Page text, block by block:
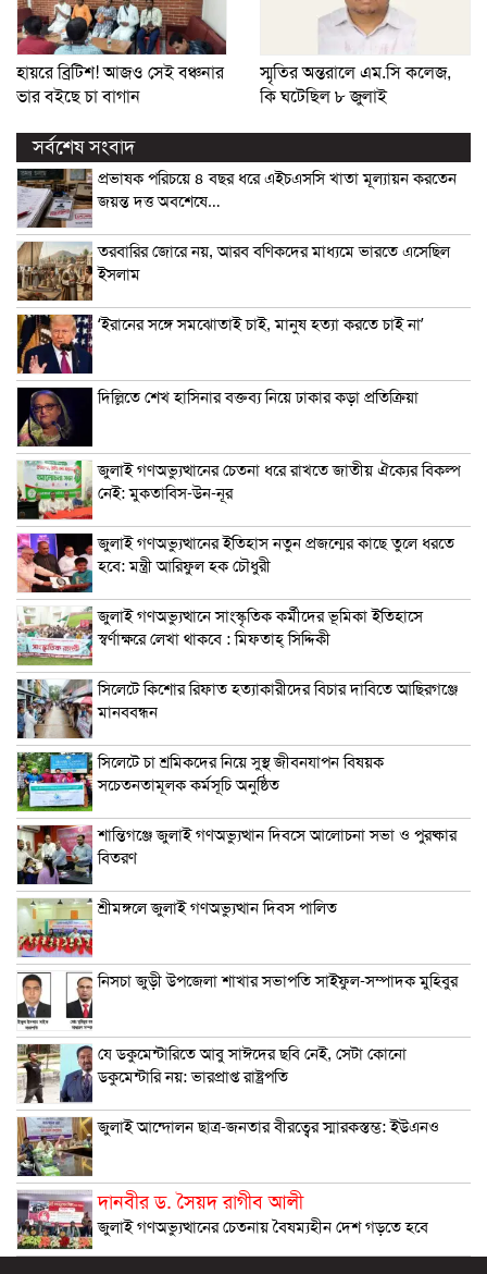
হায়রে ব্রিটিশ! আজও সেই বঞ্চনার
ভার বইছে চা বাগান
স্মৃতির অন্তরালে এম.সি কলেজ,
কি ঘটেছিল ৮ জুলাই
সর্বশেষ সংবাদ
প্রভাষক পরিচয়ে ৪ বছর ধরে এইচএসসি খাতা মূল্যায়ন করতেন
জয়ন্ত দত্ত অবশেষে…
তরবারির জোরে নয়, আরব বণিকদের মাধ্যমে ভারতে এসেছিল
ইসলাম
‘ইরানের সঙ্গে সমঝোতাই চাই, মানুষ হত্যা করতে চাই না’
দিল্লিতে শেখ হাসিনার বক্তব্য নিয়ে ঢাকার কড়া প্রতিক্রিয়া
জুলাই গণঅভ্যুত্থানের চেতনা ধরে রাখতে জাতীয় ঐক্যের বিকল্প
নেই: মুকতাবিস-উন-নূর
জুলাই গণঅভ্যুত্থানের ইতিহাস নতুন প্রজন্মের কাছে তুলে ধরতে
হবে: মন্ত্রী আরিফুল হক চৌধুরী
জুলাই গণঅভ্যুত্থানে সাংস্কৃতিক কর্মীদের ভূমিকা ইতিহাসে
স্বর্ণাক্ষরে লেখা থাকবে : মিফতাহ্ সিদ্দিকী
সিলেটে কিশোর রিফাত হত্যাকারীদের বিচার দাবিতে আছিরগঞ্জে
মানববন্ধন
সিলেটে চা শ্রমিকদের নিয়ে সুস্থ জীবনযাপন বিষয়ক
সচেতনতামূলক কর্মসূচি অনুষ্ঠিত
শান্তিগঞ্জে জুলাই গণঅভ্যুত্থান দিবসে আলোচনা সভা ও পুরষ্কার
বিতরণ
শ্রীমঙ্গলে জুলাই গণঅভ্যুত্থান দিবস পালিত
নিসচা জুড়ী উপজেলা শাখার সভাপতি সাইফুল-সম্পাদক মুহিবুর
যে ডকুমেন্টারিতে আবু সাঈদের ছবি নেই, সেটা কোনো
ডকুমেন্টারি নয়: ভারপ্রাপ্ত রাষ্ট্রপতি
জুলাই আন্দোলন ছাত্র-জনতার বীরত্বের স্মারকস্তম্ভ: ইউএনও
দানবীর ড. সৈয়দ রাগীব আলী
জুলাই গণঅভ‍্যুত্থানের চেতনায় বৈষম্যহীন দেশ গড়তে হবে